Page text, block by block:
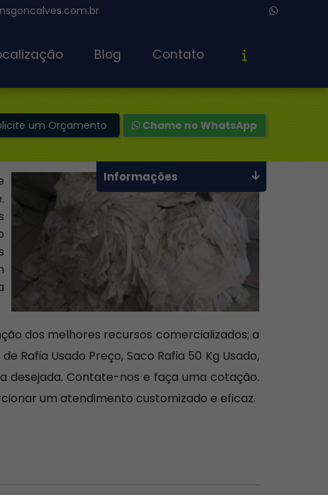
Blog Contato
um Orçamento Chame no WhatsApp
dos melhores recursos comercializados; a
Rafia Usado Preço, Saco Rafia 50 Kg Usado,
desejada. Contate-nos e faça uma cotação.
um atendimento customizado e eficaz.
Informações